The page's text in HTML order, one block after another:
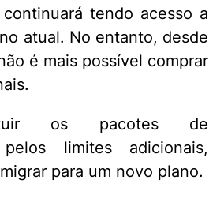
continuará tendo acesso a
atual. No entanto, desde
é mais possível comprar
os pacotes de
pelos limites adicionais,
para um novo plano.